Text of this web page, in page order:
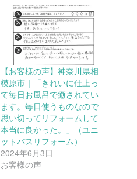
【お客様の声】神奈川県相
模原市｜「きれいに仕上っ
て毎日お風呂で癒されてい
ます。毎日使うものなので
思い切ってリフォームして
本当に良かった。」（ユニ
ットバスリフォーム）
2024年6月3日
お客様の声